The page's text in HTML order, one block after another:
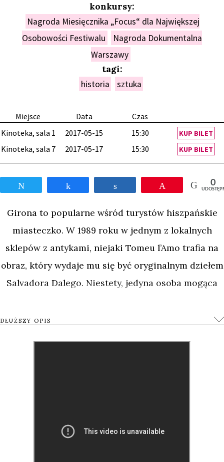
Miejsce Data
Czas
Kinoteka, sala 1
2017-05-15 15:30 KUP BILET
Kinoteka, sala 7 2017-05-17 15:30 KUP BILET
Przypnij 0
Girona to popularne wśród turystów hiszpańskie
miasteczko. W 1989 roku w jednym z lokalnych
sklepów z antykami, niejaki Tomeu l’Amo trafia na
obraz, który wydaje mu się być oryginalnym dziełem
Salvadora Dalego. Niestety, jedyna osoba mogąca
umiera w tym samym roku. L’Amo nie zniechęca się
specjalny kod – jego zdaniem – stosowany przez
DŁUŻSZY OPIS
konkursy:
Nagroda Miesięcznika „Focus“ dla Największej
Osobowości Festiwalu
Nagroda Dokumentalna
Warszawy
tagi:
historia sztuka